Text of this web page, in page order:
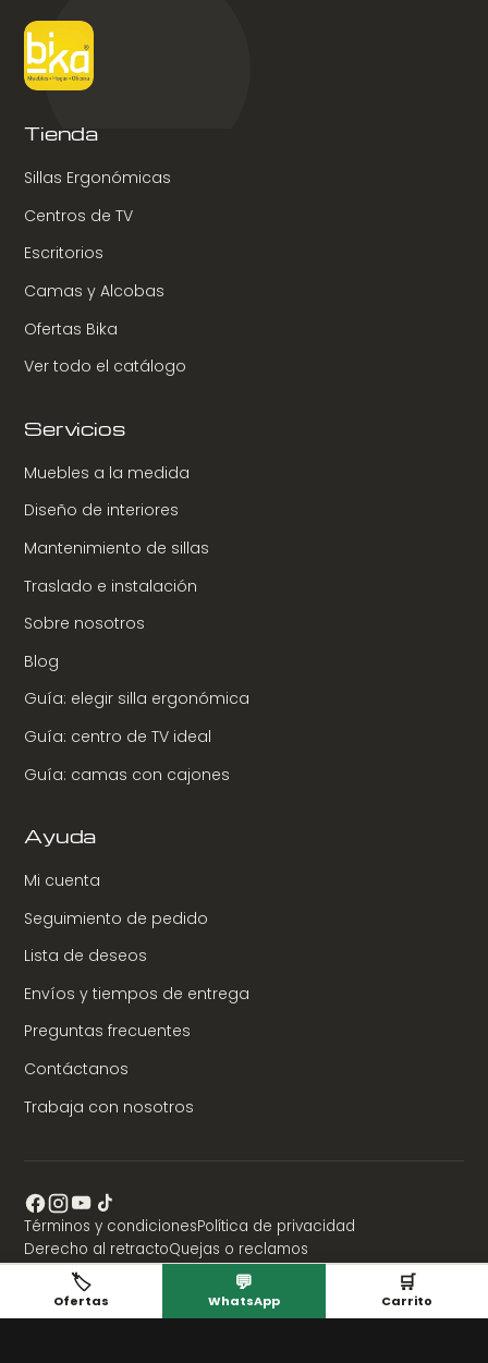
Tienda
Sillas Ergonómicas
Centros de TV
Escritorios
Camas y Alcobas
Ofertas Bika
Ver todo el catálogo
Servicios
Muebles a la medida
Diseño de interiores
Mantenimiento de sillas
Traslado e instalación
Sobre nosotros
Blog
Guía: elegir silla ergonómica
Guía: centro de TV ideal
Guía: camas con cajones
Ayuda
Mi cuenta
Seguimiento de pedido
Lista de deseos
Envíos y tiempos de entrega
Preguntas frecuentes
Contáctanos
Trabaja con nosotros
Términos y condicionesPolítica de privacidad
Derecho al retractoQuejas o reclamos
¿No quedó conforme con nuestra respuesta? Conozca sus
derechos como consumidor y presente su reclamación ante la
Superintendencia de Industria y Comercio:www.sic.gov.co
🏷️
Ofertas
💬
WhatsApp
🛒
Carrito